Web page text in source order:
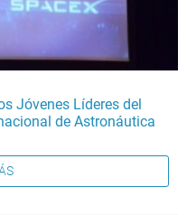
Jóvenes Líderes del
de Astronáutica